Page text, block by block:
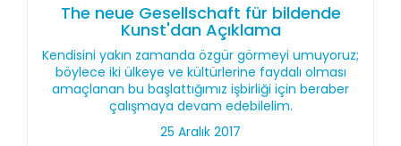
The neue Gesellschaft für bildende
Kunst'dan Açıklama
Kendisini yakın zamanda özgür görmeyi umuyoruz;
böylece iki ülkeye ve kültürlerine faydalı olması
amaçlanan bu başlattığımız işbirliği için beraber
çalışmaya devam edebilelim.
25 Aralık 2017